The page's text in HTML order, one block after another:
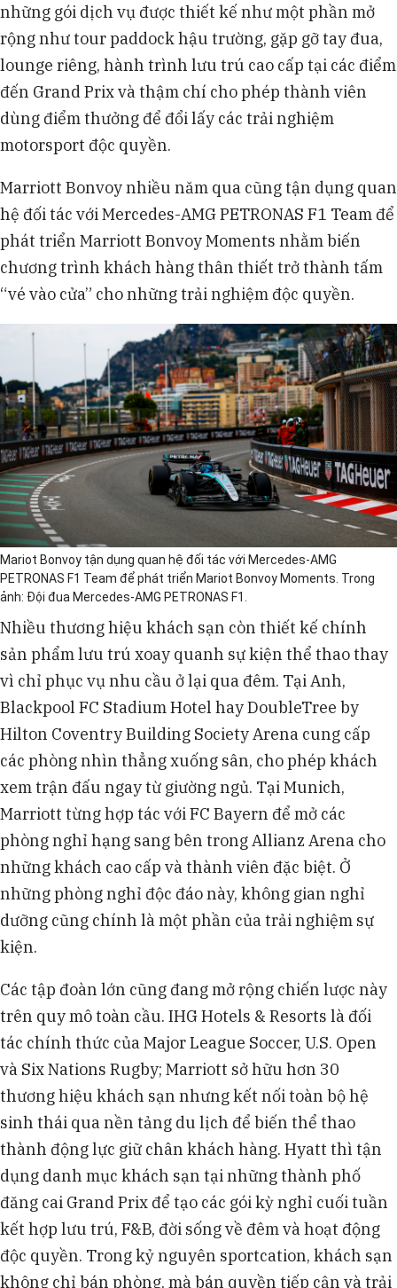
những gói dịch vụ được thiết kế như một phần mở
rộng như tour paddock hậu trường, gặp gỡ tay đua,
lounge riêng, hành trình lưu trú cao cấp tại các điểm
đến Grand Prix và thậm chí cho phép thành viên
dùng điểm thưởng để đổi lấy các trải nghiệm
motorsport độc quyền.
Marriott Bonvoy nhiều năm qua cũng tận dụng quan
hệ đối tác với Mercedes-AMG PETRONAS F1 Team để
phát triển Marriott Bonvoy Moments nhằm biến
chương trình khách hàng thân thiết trở thành tấm
“vé vào cửa” cho những trải nghiệm độc quyền.
Mariot Bonvoy tận dụng quan hệ đối tác với Mercedes-AMG
PETRONAS F1 Team để phát triển Mariot Bonvoy Moments. Trong
ảnh: Đội đua Mercedes-AMG PETRONAS F1.
Nhiều thương hiệu khách sạn còn thiết kế chính
sản phẩm lưu trú xoay quanh sự kiện thể thao thay
vì chỉ phục vụ nhu cầu ở lại qua đêm. Tại Anh,
Blackpool FC Stadium Hotel hay DoubleTree by
Hilton Coventry Building Society Arena cung cấp
các phòng nhìn thẳng xuống sân, cho phép khách
xem trận đấu ngay từ giường ngủ. Tại Munich,
Marriott từng hợp tác với FC Bayern để mở các
phòng nghỉ hạng sang bên trong Allianz Arena cho
những khách cao cấp và thành viên đặc biệt. Ở
những phòng nghỉ độc đáo này, không gian nghỉ
dưỡng cũng chính là một phần của trải nghiệm sự
kiện.
Các tập đoàn lớn cũng đang mở rộng chiến lược này
trên quy mô toàn cầu. IHG Hotels & Resorts là đối
tác chính thức của Major League Soccer, U.S. Open
và Six Nations Rugby; Marriott sở hữu hơn 30
thương hiệu khách sạn nhưng kết nối toàn bộ hệ
sinh thái qua nền tảng du lịch để biến thể thao
thành động lực giữ chân khách hàng. Hyatt thì tận
dụng danh mục khách sạn tại những thành phố
đăng cai Grand Prix để tạo các gói kỳ nghỉ cuối tuần
kết hợp lưu trú, F&B, đời sống về đêm và hoạt động
độc quyền. Trong kỷ nguyên sportcation, khách sạn
không chỉ bán phòng, mà bán quyền tiếp cận và trải